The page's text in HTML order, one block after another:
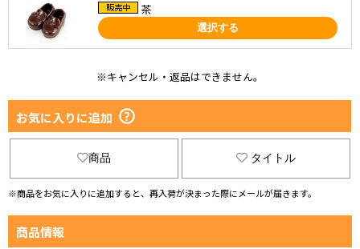
茶
選択する
※キャンセル・返品はできません。
お気に入りに追加
商品 タイトル
※商品をお気に入りに追加すると、再入荷が決まった際にメールが届きます。
商品情報